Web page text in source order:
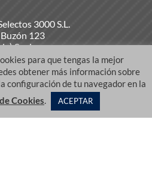
3000 S.L.
Buzón 123
Spain
para que tengas la mejor
obtener más información sobre
configuración de tu navegador en la
Cookies. ACEPTAR